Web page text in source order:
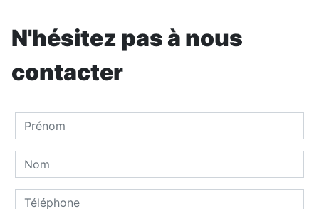
N'hésitez pas à nous
contacter